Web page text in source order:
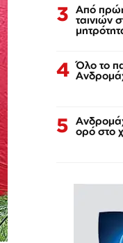
3 Από
ταινιών
4 Όλο το
5 ορό στο